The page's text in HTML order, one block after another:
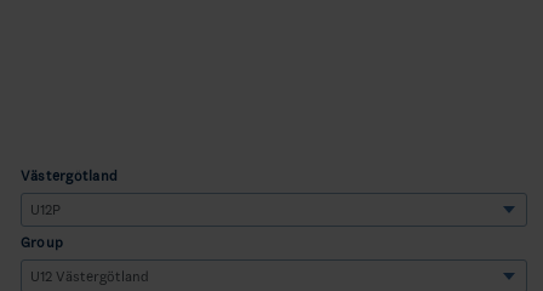
Västergötland
Group